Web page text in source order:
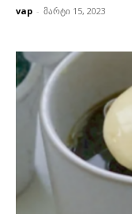
vap - მარტი 15, 2023